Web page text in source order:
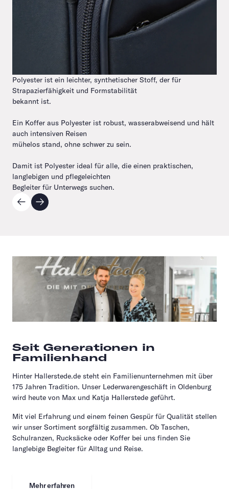
Polyester ist ein leichter, synthetischer Stoff, der für
Strapazierfähigkeit und Formstabilität
bekannt ist.
Ein Koffer aus Polyester ist robust, wasserabweisend und hält
auch intensiven Reisen
mühelos stand, ohne schwer zu sein.
Damit ist Polyester ideal für alle, die einen praktischen,
langlebigen und pflegeleichten
Begleiter für Unterwegs suchen.
Seit Generationen in
Familienhand
Hinter Hallerstede.de steht ein Familienunternehmen mit über
175 Jahren Tradition. Unser Lederwarengeschäft in Oldenburg
wird heute von Max und Katja Hallerstede geführt.
Mit viel Erfahrung und einem feinen Gespür für Qualität stellen
wir unser Sortiment sorgfältig zusammen. Ob Taschen,
Schulranzen, Rucksäcke oder Koffer bei uns finden Sie
langlebige Begleiter für Alltag und Reise.
Mehr erfahren